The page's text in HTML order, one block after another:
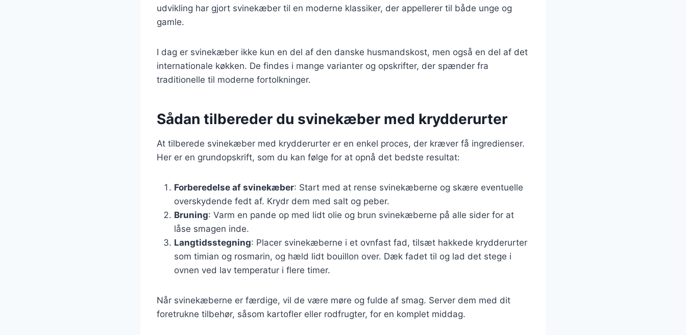
udvikling har gjort svinekæber til en moderne klassiker, der appellerer til både unge og
gamle.
I dag er svinekæber ikke kun en del af den danske husmandskost, men også en del af det
internationale køkken. De findes i mange varianter og opskrifter, der spænder fra
traditionelle til moderne fortolkninger.
Sådan tilbereder du svinekæber med krydderurter
At tilberede svinekæber med krydderurter er en enkel proces, der kræver få ingredienser.
Her er en grundopskrift, som du kan følge for at opnå det bedste resultat:
Forberedelse af svinekæber: Start med at rense svinekæberne og skære eventuelle
overskydende fedt af. Krydr dem med salt og peber.
Bruning: Varm en pande op med lidt olie og brun svinekæberne på alle sider for at
låse smagen inde.
Langtidsstegning: Placer svinekæberne i et ovnfast fad, tilsæt hakkede krydderurter
som timian og rosmarin, og hæld lidt bouillon over. Dæk fadet til og lad det stege i
ovnen ved lav temperatur i flere timer.
Når svinekæberne er færdige, vil de være møre og fulde af smag. Server dem med dit
foretrukne tilbehør, såsom kartofler eller rodfrugter, for en komplet middag.